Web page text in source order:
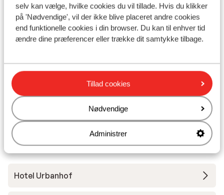
selv kan vælge, hvilke cookies du vil tillade. Hvis du klikker
på 'Nødvendige', vil der ikke blive placeret andre cookies
end funktionelle cookies i din browser. Du kan til enhver tid
ændre dine præferencer eller trække dit samtykke tilbage.
Tillad cookies
Nødvendige
Administrer
Opført i 2016
Værelser med plads til 6
Central beliggenhed
Fantastisk udsigt
Halvpension 2person 11.104 kr.
Se
Andre overnatningssteder i Sölden
Hotel Urbanhof